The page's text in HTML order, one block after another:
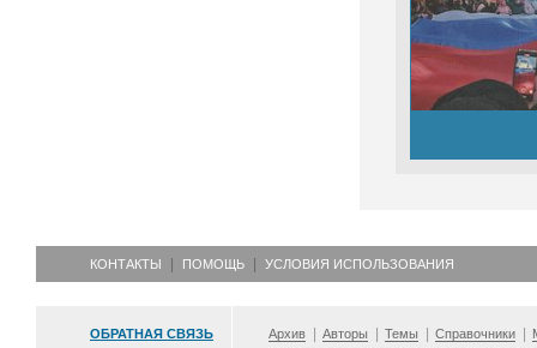
КОНТАКТЫ ПОМОЩЬ УСЛОВИЯ ИСПОЛЬЗОВАНИЯ
ОБРАТНАЯ СВЯЗЬ Архив Авторы Темы Справочники